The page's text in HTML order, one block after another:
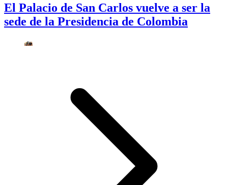
El Palacio de San Carlos vuelve a ser la
sede de la Presidencia de Colombia